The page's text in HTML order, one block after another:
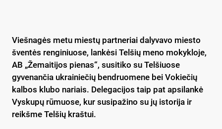
Viešnagės metu miestų partneriai dalyvavo miesto
šventės renginiuose, lankėsi Telšių meno mokykloje,
AB „Žemaitijos pienas“, susitiko su Telšiuose
gyvenančia ukrainiečių bendruomene bei Vokiečių
kalbos klubo nariais. Delegacijos taip pat apsilankė
Vyskupų rūmuose, kur susipažino su jų istorija ir
reikšme Telšių kraštui.